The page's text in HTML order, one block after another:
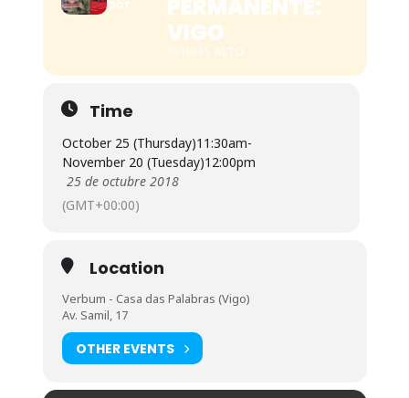
OCT
PERMANENTE:
VIGO
ALTO
Time
October 25 (Thursday)11:30am-
November 20 (Tuesday)12:00pm
25 de octubre 2018
(GMT+00:00)
Location
Verbum - Casa das Palabras (Vigo)
Av. Samil, 17
OTHER EVENTS